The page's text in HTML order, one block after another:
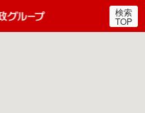
郵便局・日本郵政グルー
検索
TOP